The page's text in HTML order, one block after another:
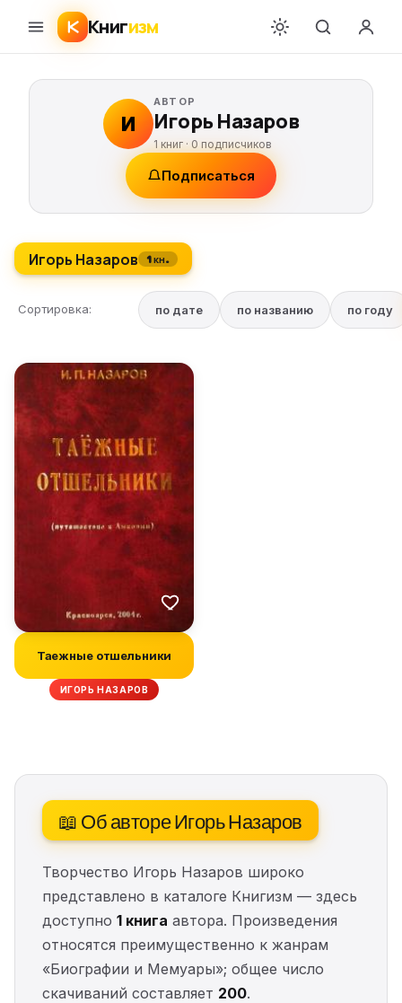
Книгизм
И
АВТОР
Игорь Назаров
1 книг · 0 подписчиков
Подписаться
Игорь Назаров 1 кн.
Сортировка: по дате по названию по году
Таежные отшельники
ИГОРЬ НАЗАРОВ
📖 Об авторе Игорь Назаров
Творчество Игорь Назаров широко
представлено в каталоге Книгизм — здесь
доступно 1 книга автора. Произведения
относятся преимущественно к жанрам
«Биографии и Мемуары»; общее число
скачиваний составляет 200.